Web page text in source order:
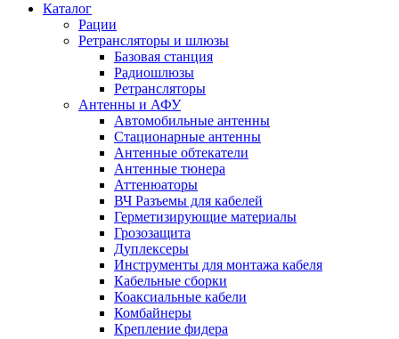
Каталог
Рации
Ретрансляторы и шлюзы
Базовая станция
Радиошлюзы
Ретрансляторы
Антенны и АФУ
Автомобильные антенны
Стационарные антенны
Антенные обтекатели
Антенные тюнера
Аттенюаторы
ВЧ Разъемы для кабелей
Герметизирующие материалы
Грозозащита
Дуплексеры
Инструменты для монтажа кабеля
Кабельные сборки
Коаксиальные кабели
Комбайнеры
Крепление фидера